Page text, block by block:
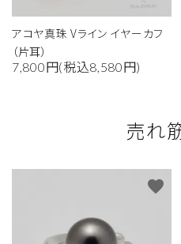
アコヤ真珠 Vライン イヤーカフ
（片耳）
7,800円(税込8,580円)
売れ
favorite